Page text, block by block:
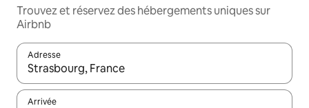
Trouvez et réservez des hébergements uniques sur
Airbnb
Adresse
Lorsque les résultats s'affichent, utilisez les flèches vers le
Arrivée